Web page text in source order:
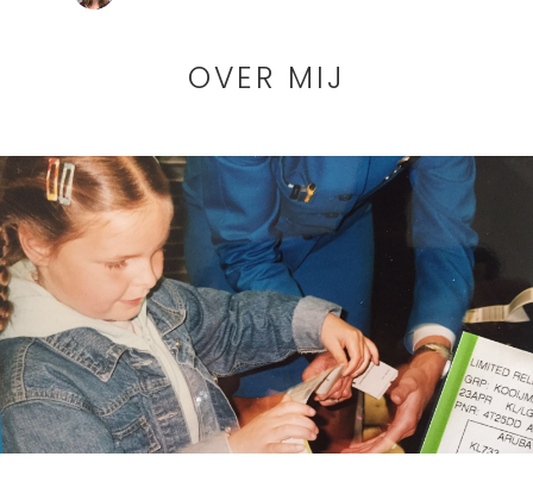
OVER MIJ